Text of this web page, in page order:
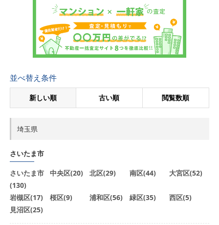
並べ替え条件
新しい順 古い順 閲覧数順
埼玉県
さいたま市
さいたま市
(130)
中央区(20) 北区(29) 南区(44) 大宮区(52)
岩槻区(17) 桜区(9) 浦和区(56) 緑区(35)
西区(5)
見沼区(25)